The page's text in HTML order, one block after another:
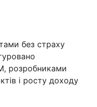
без страху
розробниками
і росту доходу